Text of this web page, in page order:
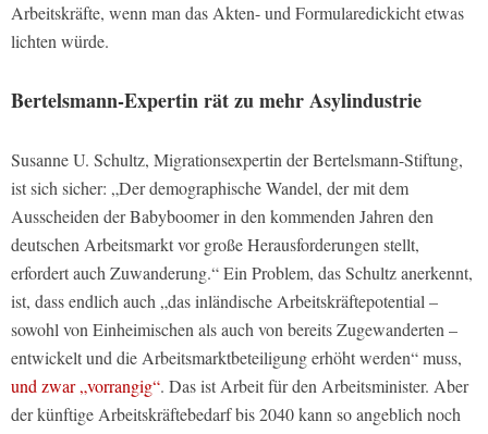
Arbeitskräfte, wenn man das Akten- und Formularedickicht etwas
lichten würde.
Bertelsmann-Expertin rät zu mehr Asylindustrie
Susanne U. Schultz, Migrationsexpertin der Bertelsmann-Stiftung,
ist sich sicher: „Der demographische Wandel, der mit dem
Ausscheiden der Babyboomer in den kommenden Jahren den
deutschen Arbeitsmarkt vor große Herausforderungen stellt,
erfordert auch Zuwanderung.“ Ein Problem, das Schultz anerkennt,
ist, dass endlich auch „das inländische Arbeitskräftepotential –
sowohl von Einheimischen als auch von bereits Zugewanderten –
entwickelt und die Arbeitsmarktbeteiligung erhöht werden“ muss,
und zwar „vorrangig“. Das ist Arbeit für den Arbeitsminister. Aber
der künftige Arbeitskräftebedarf bis 2040 kann so angeblich noch